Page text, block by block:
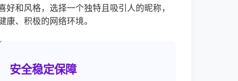
和风格，选择一个独特且吸引人的昵称，
、积极的网络环境。
安全稳定保障